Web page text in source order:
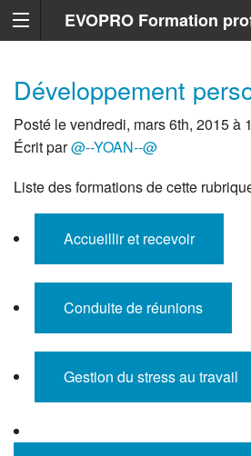
EVOPRO Formation
Développement
Posté le vendredi, mars 6th, 2015 à
Écrit par@--YOAN--@
Liste des formations de cette
Accueillir et recevoir
Conduite de réunions
Gestion du stress au travail